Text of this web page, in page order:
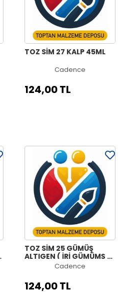
TOZ SİM 27 KALP 45ML
Cadence
124,00 TL
TOZ SİM 25 GÜMÜŞ
ALTIGEN ( İRİ GÜMÜMŞ )
Cadence
124,00 TL